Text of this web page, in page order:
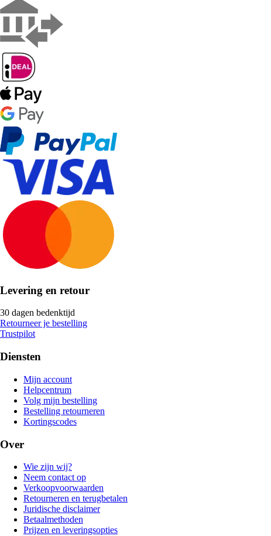
Levering en retour
30 dagen bedenktijd
Retourneer je bestelling
Trustpilot
Diensten
Mijn account
Helpcentrum
Volg mijn bestelling
Bestelling retourneren
Kortingscodes
Over
Wie zijn wij?
Neem contact op
Verkoopvoorwaarden
Retourneren en terugbetalen
Juridische disclaimer
Betaalmethoden
Prijzen en leveringsopties